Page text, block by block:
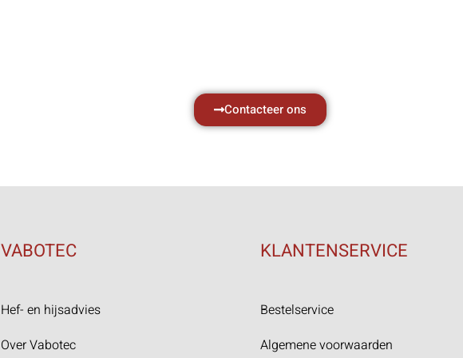
Contacteer ons
VABOTEC
Hef- en hijsadvies
Over Vabotec
KLANTENSERVICE
Bestelservice
Algemene voorwaarden